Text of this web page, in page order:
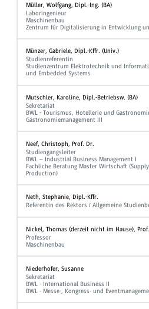
Müller, Wolfgang, Dipl.-Ing. (BA)
Laboringenieur
Maschinenbau
Zentrum für Digitalisierung in Entwicklung
Münzer, Gabriele, Dipl.-Kffr. (Univ.)
Studienreferentin
Studienzentrum Elektrotechnik und
und Embedded Systems
Mutschler, Karoline, Dipl.-Betriebsw. (BA)
Sekretariat
BWL - Tourismus, Hotellerie und
Gastronomiemanagement III
Neef, Christoph, Prof. Dr.
Studiengangsleiter
BWL – Industrial Business Management I
Fachliche Beratung Master Wirtschaft
Production)
Neth, Stephanie, Dipl.-Kffr.
Referentin des Rektors / Allgemeine
Nickel, Thomas (derzeit nicht im Hause),
Professor
Maschinenbau
Niederhofer, Susanne
Sekretariat
BWL - International Business II
BWL - Messe-, Kongress- und